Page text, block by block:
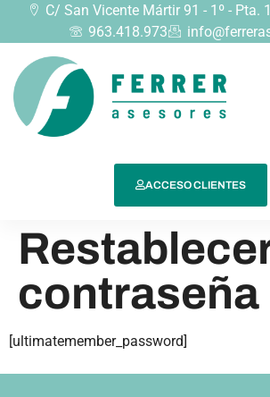
C/ San Vicente Mártir 91 - 1º - Pta.
963.418.973
ACCESO CLIENTES
contraseña
[ultimatemember_password]